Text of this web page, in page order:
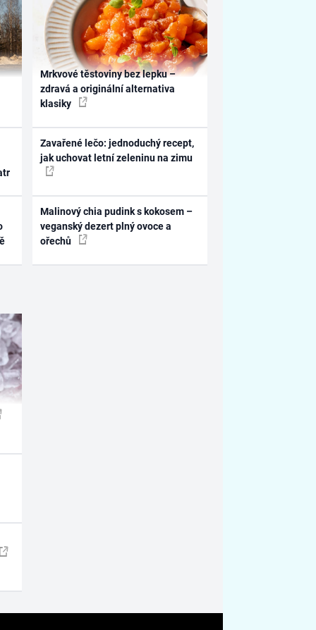
Mrkvové těstoviny bez lepku –
zdravá a originální alternativa
klasiky
Zavařené lečo: jednoduchý recept,
jak uchovat letní zeleninu na zimu
Malinový chia pudink s kokosem –
veganský dezert plný ovoce a
ořechů